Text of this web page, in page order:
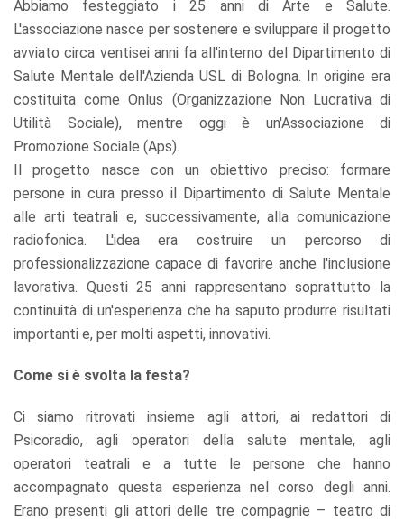
Abbiamo festeggiato i 25 anni di Arte e Salute.
L'associazione nasce per sostenere e sviluppare il progetto
avviato circa ventisei anni fa all'interno del Dipartimento di
Salute Mentale dell'Azienda USL di Bologna. In origine era
costituita come Onlus (Organizzazione Non Lucrativa di
Utilità Sociale), mentre oggi è un'Associazione di
Promozione Sociale (Aps).
Il progetto nasce con un obiettivo preciso: formare
persone in cura presso il Dipartimento di Salute Mentale
alle arti teatrali e, successivamente, alla comunicazione
radiofonica. L'idea era costruire un percorso di
professionalizzazione capace di favorire anche l'inclusione
lavorativa. Questi 25 anni rappresentano soprattutto la
continuità di un'esperienza che ha saputo produrre risultati
importanti e, per molti aspetti, innovativi.
Come si è svolta la festa?
Ci siamo ritrovati insieme agli attori, ai redattori di
Psicoradio, agli operatori della salute mentale, agli
operatori teatrali e a tutte le persone che hanno
accompagnato questa esperienza nel corso degli anni.
Erano presenti gli attori delle tre compagnie – teatro di